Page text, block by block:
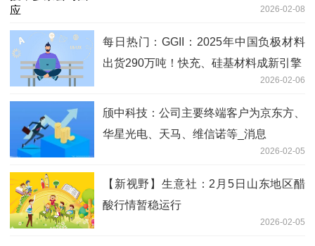
2026-02-08
每日热门：GGII：2025年中国负极材料
出货290万吨！快充、硅基材料成新引擎
2026-02-06
颀中科技：公司主要终端客户为京东方、
华星光电、天马、维信诺等_消息
2026-02-05
【新视野】生意社：2月5日山东地区醋
酸行情暂稳运行
2026-02-05